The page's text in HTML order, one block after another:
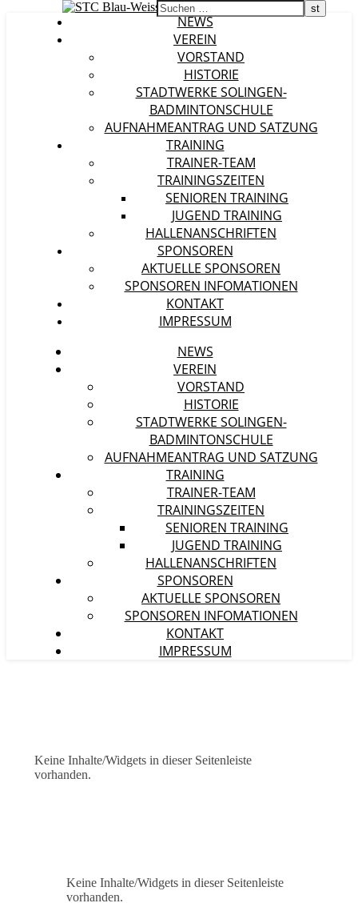
NEWS
VEREIN
VORSTAND
HISTORIE
STADTWERKE SOLINGEN-
BADMINTONSCHULE
AUFNAHMEANTRAG UND SATZUNG
TRAINING
TRAINER-TEAM
TRAININGSZEITEN
SENIOREN TRAINING
JUGEND TRAINING
HALLENANSCHRIFTEN
SPONSOREN
AKTUELLE SPONSOREN
SPONSOREN INFOMATIONEN
KONTAKT
IMPRESSUM
NEWS
VEREIN
VORSTAND
HISTORIE
STADTWERKE SOLINGEN-
BADMINTONSCHULE
AUFNAHMEANTRAG UND SATZUNG
TRAINING
TRAINER-TEAM
TRAININGSZEITEN
SENIOREN TRAINING
JUGEND TRAINING
HALLENANSCHRIFTEN
SPONSOREN
AKTUELLE SPONSOREN
SPONSOREN INFOMATIONEN
KONTAKT
IMPRESSUM
Keine Inhalte/Widgets in dieser Seitenleiste
vorhanden.
Keine Inhalte/Widgets in dieser Seitenleiste
vorhanden.